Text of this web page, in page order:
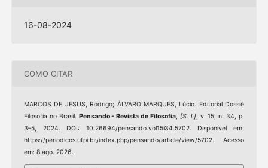
16-08-2024
COMO CITAR
MARCOS DE JESUS, Rodrigo; ÁLVARO MARQUES, Lúcio. Editorial Dossiê
Filosofia no Brasil. Pensando - Revista de Filosofia, [S. l.], v. 15, n. 34, p.
3–5, 2024. DOI: 10.26694/pensando.vol15i34.5702. Disponível em:
https://periodicos.ufpi.br/index.php/pensando/article/view/5702. Acesso
em: 8 ago. 2026.